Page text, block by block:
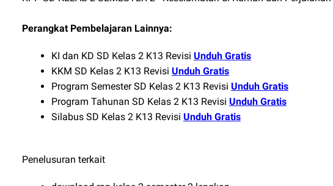
Perangkat Pembelajaran Lainnya:
KI dan KD SD Kelas 2 K13 Revisi Unduh Gratis
KKM SD Kelas 2 K13 Revisi Unduh Gratis
Program Semester SD Kelas 2 K13 Revisi Unduh Gratis
Program Tahunan SD Kelas 2 K13 Revisi Unduh Gratis
Silabus SD Kelas 2 K13 Revisi Unduh Gratis
Penelusuran terkait